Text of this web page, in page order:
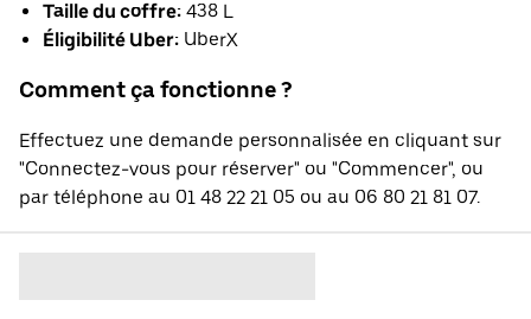
Taille du coffre: 438 L
Éligibilité Uber: UberX
Comment ça fonctionne ?
Effectuez une demande personnalisée en cliquant sur
"Connectez-vous pour réserver" ou "Commencer", ou
par téléphone au 01 48 22 21 05 ou au 06 80 21 81 07.